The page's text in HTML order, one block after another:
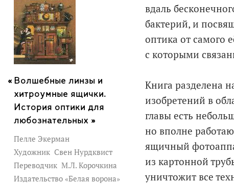
Волшебные линзы и
хитроумные ящички.
История оптики для
любознательных »
Пелле Экерман
Художник Свен Нурдквист
Переводчик М.Л. Корочкина
Издательство «Белая ворона»
вдаль
бактерий, и
оптика от самого
с которыми
Книга разделена
изобретений в
главы есть
но вполне
ящичный
из картонной
уничтожит все